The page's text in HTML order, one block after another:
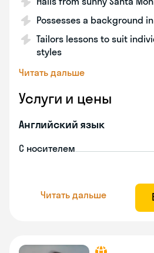
Possesses a background
Tailors lessons to suit
styles
Читать дальше
Услуги и цены
Английский язык
С носителем
Читать дальше